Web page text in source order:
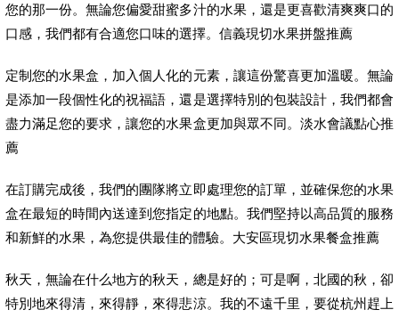
您的那一份。無論您偏愛甜蜜多汁的水果，還是更喜歡清爽爽口的
口感，我們都有合適您口味的選擇。信義現切水果拼盤推薦
定制您的水果盒，加入個人化的元素，讓這份驚喜更加溫暖。無論
是添加一段個性化的祝福語，還是選擇特別的包裝設計，我們都會
盡力滿足您的要求，讓您的水果盒更加與眾不同。淡水會議點心推
薦
在訂購完成後，我們的團隊將立即處理您的訂單，並確保您的水果
盒在最短的時間內送達到您指定的地點。我們堅持以高品質的服務
和新鮮的水果，為您提供最佳的體驗。大安區現切水果餐盒推薦
秋天，無論在什么地方的秋天，總是好的；可是啊，北國的秋，卻
特別地來得清，來得靜，來得悲涼。我的不遠千里，要從杭州趕上